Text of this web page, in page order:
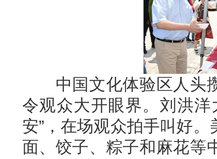
中国文化体验区人头攒
令观众大开眼界。刘洪
安”，在场观众拍手叫好
面、饺子、粽子和麻花等